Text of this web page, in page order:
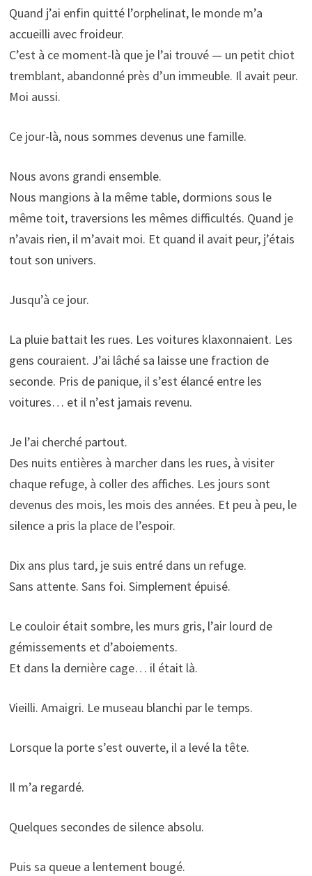
Quand j’ai enfin quitté l’orphelinat, le monde m’a
accueilli avec froideur.
C’est à ce moment-là que je l’ai trouvé — un petit chiot
tremblant, abandonné près d’un immeuble. Il avait peur.
Moi aussi.
Ce jour-là, nous sommes devenus une famille.
Nous avons grandi ensemble.
Nous mangions à la même table, dormions sous le
même toit, traversions les mêmes difficultés. Quand je
n’avais rien, il m’avait moi. Et quand il avait peur, j’étais
tout son univers.
Jusqu’à ce jour.
La pluie battait les rues. Les voitures klaxonnaient. Les
gens couraient. J’ai lâché sa laisse une fraction de
seconde. Pris de panique, il s’est élancé entre les
voitures… et il n’est jamais revenu.
Je l’ai cherché partout.
Des nuits entières à marcher dans les rues, à visiter
chaque refuge, à coller des affiches. Les jours sont
devenus des mois, les mois des années. Et peu à peu, le
silence a pris la place de l’espoir.
Dix ans plus tard, je suis entré dans un refuge.
Sans attente. Sans foi. Simplement épuisé.
Le couloir était sombre, les murs gris, l’air lourd de
gémissements et d’aboiements.
Et dans la dernière cage… il était là.
Vieilli. Amaigri. Le museau blanchi par le temps.
Lorsque la porte s’est ouverte, il a levé la tête.
Il m’a regardé.
Quelques secondes de silence absolu.
Puis sa queue a lentement bougé.